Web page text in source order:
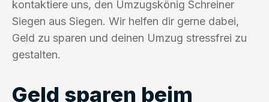
kontaktiere uns, den Umzugskönig Schreiner
Siegen aus Siegen. Wir helfen dir gerne dabei,
Geld zu sparen und deinen Umzug stressfrei zu
gestalten.
Geld sparen beim